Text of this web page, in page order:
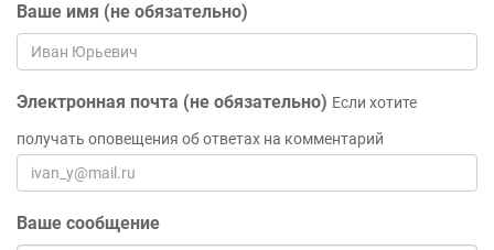
Ваше имя (не обязательно)
Электронная почта (не обязательно) Если хотите
получать оповещения об ответах на комментарий
Ваше сообщение